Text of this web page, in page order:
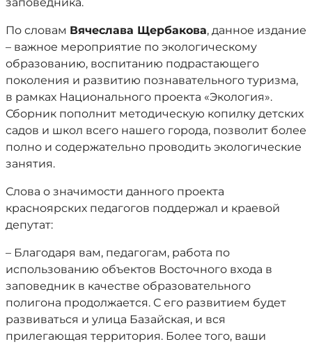
По словам Вячеслава Щербакова, данное издание
– важное мероприятие по экологическому
образованию, воспитанию подрастающего
поколения и развитию познавательного туризма,
в рамках Национального проекта «Экология».
Сборник пополнит методическую копилку детских
садов и школ всего нашего города, позволит более
полно и содержательно проводить экологические
занятия.
Слова о значимости данного проекта
красноярских педагогов поддержал и краевой
депутат:
– Благодаря вам, педагогам, работа по
использованию объектов Восточного входа в
заповедник в качестве образовательного
полигона продолжается. С его развитием будет
развиваться и улица Базайская, и вся
прилегающая территория. Более того, ваши